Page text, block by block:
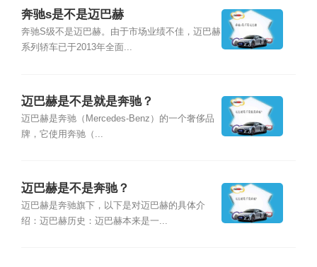
奔驰s是不是迈巴赫
奔驰S级不是迈巴赫。由于市场业绩不佳，迈巴赫
系列轿车已于2013年全面...
迈巴赫是不是就是奔驰？
迈巴赫是奔驰（Mercedes-Benz）的一个奢侈品
牌，它使用奔驰（...
迈巴赫是不是奔驰？
迈巴赫是奔驰旗下，以下是对迈巴赫的具体介
绍：迈巴赫历史：迈巴赫本来是一...